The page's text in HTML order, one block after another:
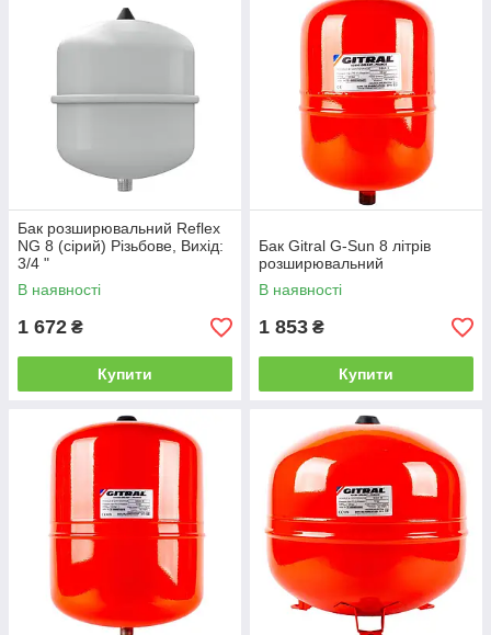
Бак розширювальний Reflex
NG 8 (сірий) Різьбове, Вихід:
3/4 "
В наявності
1 672 ₴
Купити
Бак Gitral G-Sun 8 літрів
розширювальний
В наявності
1 853 ₴
Купити